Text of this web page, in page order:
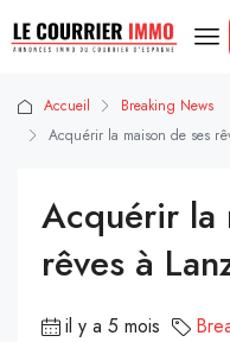
Accueil
Breaking News
Acquérir la maison de ses
Acquérir la
rêves à
il y a 5 mois